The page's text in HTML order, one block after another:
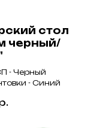
стол
черный/
- Черный
- Синий